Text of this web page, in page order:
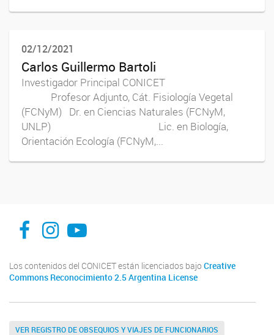
02/12/2021
Carlos Guillermo Bartoli
Investigador Principal CONICET
Profesor Adjunto, Cát. Fisiología Vegetal
(FCNyM) Dr. en Ciencias Naturales (FCNyM,
UNLP) Lic. en Biología,
Orientación Ecología (FCNyM,...
INFIVE La Plata Instituto de Fisiología Vegetal, La Plata
Los contenidos del CONICET están licenciados bajo Creative
Commons Reconocimiento 2.5 Argentina License
VER REGISTRO DE OBSEQUIOS Y VIAJES DE FUNCIONARIOS